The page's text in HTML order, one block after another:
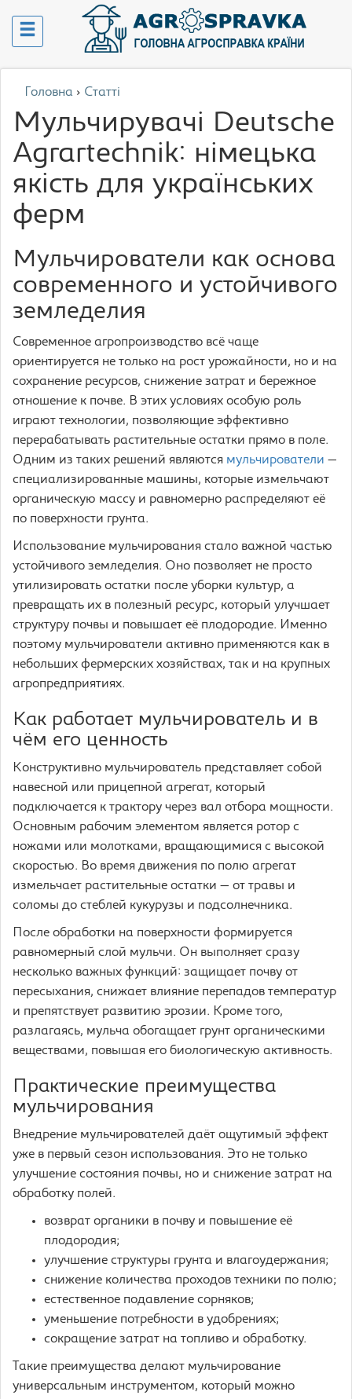
Головна › Статті
Мульчирувачі Deutsche
Agrartechnik: німецька
якість для українських
ферм
Мульчирователи как основа
современного и устойчивого
земледелия
Современное агропроизводство всё чаще
ориентируется не только на рост урожайности, но и на
сохранение ресурсов, снижение затрат и бережное
отношение к почве. В этих условиях особую роль
играют технологии, позволяющие эффективно
перерабатывать растительные остатки прямо в поле.
Одним из таких решений являются мульчирователи —
специализированные машины, которые измельчают
органическую массу и равномерно распределяют её
по поверхности грунта.
Использование мульчирования стало важной частью
устойчивого земледелия. Оно позволяет не просто
утилизировать остатки после уборки культур, а
превращать их в полезный ресурс, который улучшает
структуру почвы и повышает её плодородие. Именно
поэтому мульчирователи активно применяются как в
небольших фермерских хозяйствах, так и на крупных
агропредприятиях.
Как работает мульчирователь и в
чём его ценность
Конструктивно мульчирователь представляет собой
навесной или прицепной агрегат, который
подключается к трактору через вал отбора мощности.
Основным рабочим элементом является ротор с
ножами или молотками, вращающимися с высокой
скоростью. Во время движения по полю агрегат
измельчает растительные остатки — от травы и
соломы до стеблей кукурузы и подсолнечника.
После обработки на поверхности формируется
равномерный слой мульчи. Он выполняет сразу
несколько важных функций: защищает почву от
пересыхания, снижает влияние перепадов температур
и препятствует развитию эрозии. Кроме того,
разлагаясь, мульча обогащает грунт органическими
веществами, повышая его биологическую активность.
Практические преимущества
мульчирования
Внедрение мульчирователей даёт ощутимый эффект
уже в первый сезон использования. Это не только
улучшение состояния почвы, но и снижение затрат на
обработку полей.
возврат органики в почву и повышение её
плодородия;
улучшение структуры грунта и влагоудержания;
снижение количества проходов техники по полю;
естественное подавление сорняков;
уменьшение потребности в удобрениях;
сокращение затрат на топливо и обработку.
Такие преимущества делают мульчирование
универсальным инструментом, который можно